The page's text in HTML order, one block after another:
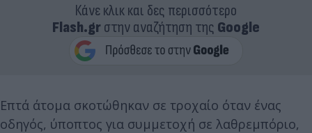
Κάνε κλικ και δες περισσότερο
Flash.grστην αναζήτηση της Google
Επτά άτομα σκοτώθηκαν σε τροχαίο όταν ένας
οδηγός, ύποπτος για συμμετοχή σε λαθρεμπόριο,